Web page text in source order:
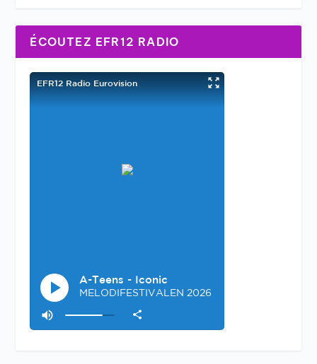
ÉCOUTEZ EFR12 RADIO